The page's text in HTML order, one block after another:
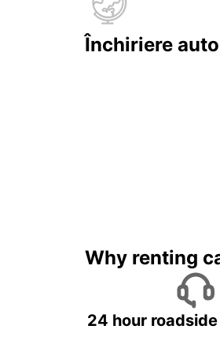
Închiriere
Why renting
24 hour